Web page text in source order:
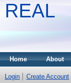
REAL
Home About
Login Create Account